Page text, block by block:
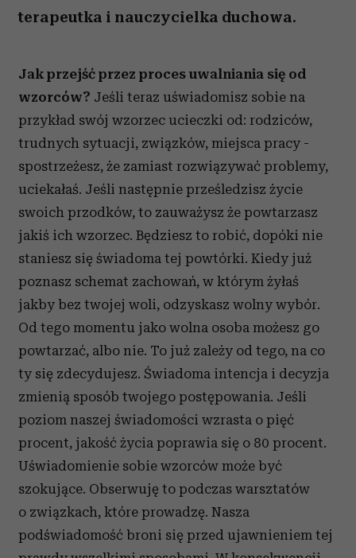
terapeutka i nauczycielka duchowa.
Jak przejść przez proces uwalniania się od
wzorców? Jeśli teraz uświadomisz sobie na
przykład swój wzorzec ucieczki od: rodziców,
trudnych sytuacji, związków, miejsca pracy -
spostrzeżesz, że zamiast rozwiązywać problemy,
uciekałaś. Jeśli następnie prześledzisz życie
swoich przodków, to zauważysz że powtarzasz
jakiś ich wzorzec. Będziesz to robić, dopóki nie
staniesz się świadoma tej powtórki. Kiedy już
poznasz schemat zachowań, w którym żyłaś
jakby bez twojej woli, odzyskasz wolny wybór.
Od tego momentu jako wolna osoba możesz go
powtarzać, albo nie. To już zależy od tego, na co
ty się zdecydujesz. Świadoma intencja i decyzja
zmienią sposób twojego postępowania. Jeśli
poziom naszej świadomości wzrasta o pięć
procent, jakość życia poprawia się o 80 procent.
Uświadomienie sobie wzorców może być
szokujące. Obserwuję to podczas warsztatów
o związkach, które prowadzę. Nasza
podświadomość broni się przed ujawnieniem tej